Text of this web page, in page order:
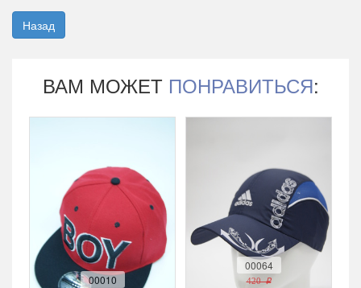
Назад
ВАМ МОЖЕТ ПОНРАВИТЬСЯ:
00010
00064
420 r